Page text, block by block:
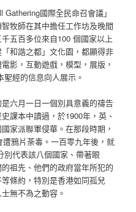
國際全民命召會議」
牧師在其中擔任工作坊及晚間
五百多位來自100 個國家以上
和諧之都」文化園，都顯得非
影，互動遊戲，模型，展版，
經的信息向人展示。
六月一日一個別具意義的禱告
課本中讀過，於1900年，英、
家派聯軍侵華。在那段時期，
鴉片荼毒。一百零九年後，就
代表該八個國家、帶著眼
祖先、他們的政府當年所犯的
條約，特別是香港如同孤兒
無不為之動容。